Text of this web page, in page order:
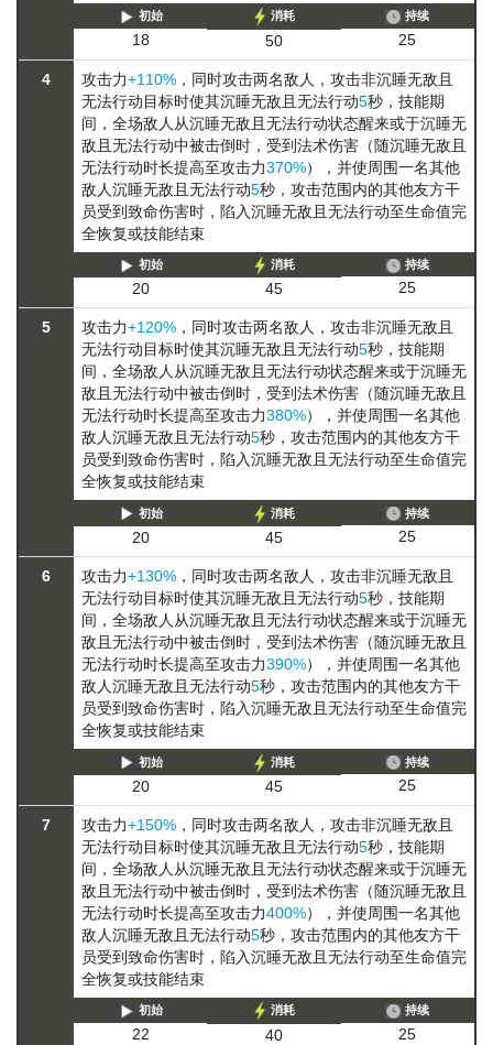
初始
18
消耗
50
持续
25
4 攻击力+110% ，同时攻击两名敌人，攻击非沉睡无敌且
无法行动目标时使其沉睡无敌且无法行动5秒，技能期
间，全场敌人从沉睡无敌且无法行动状态醒来或于沉睡无
敌且无法行动中被击倒时，受到法术伤害（随沉睡无敌且
无法行动时长提高至攻击力370%），并使周围一名其他
敌人沉睡无敌且无法行动5秒，攻击范围内的其他友方干
员受到致命伤害时，陷入沉睡无敌且无法行动至生命值完
全恢复或技能结束
初始
20
消耗
45
持续
25
5 攻击力+120% ，同时攻击两名敌人，攻击非沉睡无敌且
无法行动目标时使其沉睡无敌且无法行动5秒，技能期
间，全场敌人从沉睡无敌且无法行动状态醒来或于沉睡无
敌且无法行动中被击倒时，受到法术伤害（随沉睡无敌且
无法行动时长提高至攻击力380%），并使周围一名其他
敌人沉睡无敌且无法行动5秒，攻击范围内的其他友方干
员受到致命伤害时，陷入沉睡无敌且无法行动至生命值完
全恢复或技能结束
初始
20
消耗
45
持续
25
6 攻击力+130% ，同时攻击两名敌人，攻击非沉睡无敌且
无法行动目标时使其沉睡无敌且无法行动5秒，技能期
间，全场敌人从沉睡无敌且无法行动状态醒来或于沉睡无
敌且无法行动中被击倒时，受到法术伤害（随沉睡无敌且
无法行动时长提高至攻击力390%），并使周围一名其他
敌人沉睡无敌且无法行动5秒，攻击范围内的其他友方干
员受到致命伤害时，陷入沉睡无敌且无法行动至生命值完
全恢复或技能结束
初始
20
消耗
45
持续
25
7 攻击力+150% ，同时攻击两名敌人，攻击非沉睡无敌且
无法行动目标时使其沉睡无敌且无法行动5秒，技能期
间，全场敌人从沉睡无敌且无法行动状态醒来或于沉睡无
敌且无法行动中被击倒时，受到法术伤害（随沉睡无敌且
无法行动时长提高至攻击力400%），并使周围一名其他
敌人沉睡无敌且无法行动5秒，攻击范围内的其他友方干
员受到致命伤害时，陷入沉睡无敌且无法行动至生命值完
全恢复或技能结束
初始
22
消耗
40
持续
25